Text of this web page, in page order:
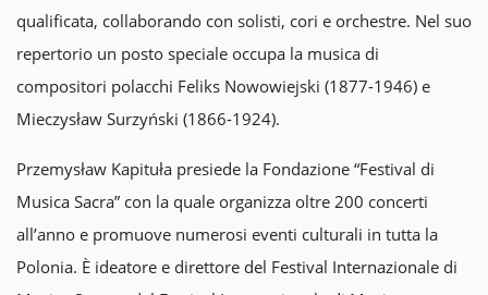
qualificata, collaborando con solisti, cori e orchestre. Nel suo
repertorio un posto speciale occupa la musica di
compositori polacchi Feliks Nowowiejski (1877-1946) e
Mieczysław Surzyński (1866-1924).
Przemysław Kapituła presiede la Fondazione “Festival di
Musica Sacra” con la quale organizza oltre 200 concerti
all’anno e promuove numerosi eventi culturali in tutta la
Polonia. È ideatore e direttore del Festival Internazionale di